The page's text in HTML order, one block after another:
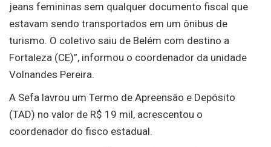
jeans femininas sem qualquer documento fiscal que
estavam sendo transportados em um ônibus de
turismo. O coletivo saiu de Belém com destino a
Fortaleza (CE)”, informou o coordenador da unidade
Volnandes Pereira.
A Sefa lavrou um Termo de Apreensão e Depósito
(TAD) no valor de R$ 19 mil, acrescentou o
coordenador do fisco estadual.